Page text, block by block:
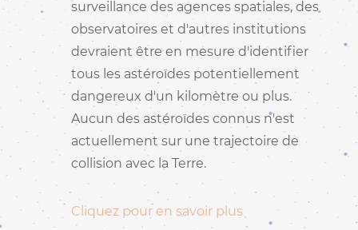
surveillance des agences spatiales, des
observatoires et d'autres institutions
devraient être en mesure d'identifier
tous les astéroïdes potentiellement
dangereux d'un kilomètre ou plus.
Aucun des astéroïdes connus n'est
actuellement sur une trajectoire de
collision avec la Terre.
Cliquez pour en savoir plus